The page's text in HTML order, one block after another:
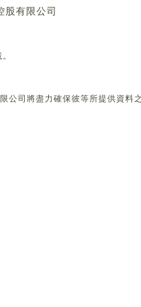
有限公司
公司將盡力確保彼等所提供資料